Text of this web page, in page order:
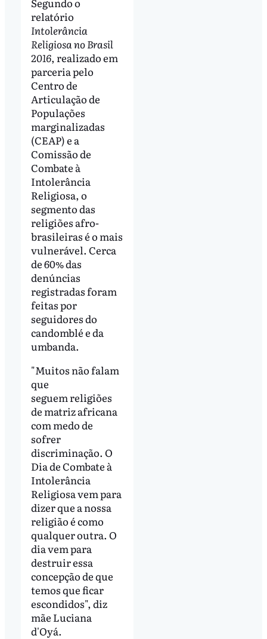
relatório
Intolerância
Religiosa no Brasil
2016, realizado em
parceria pelo
Centro de
Articulação de
Populações
marginalizadas
(CEAP) e a
Comissão de
Combate à
Intolerância
Religiosa, o
segmento das
religiões afro-
brasileiras é o mais
vulnerável. Cerca
de 60% das
denúncias
registradas foram
feitas por
seguidores do
candomblé e da
umbanda.
"Muitos não falam
que
seguem religiões
de matriz africana
com medo de
sofrer
discriminação. O
Dia de Combate à
Intolerância
Religiosa vem para
dizer que a nossa
religião é como
qualquer outra. O
dia vem para
destruir essa
concepção de que
temos que ficar
escondidos", diz
mãe Luciana
d'Oyá.